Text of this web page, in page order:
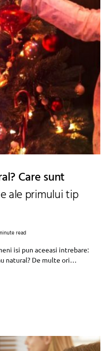
Care sunt
ale primului tip
read
isi pun aceeasi intrebare:
natural? De multe ori…